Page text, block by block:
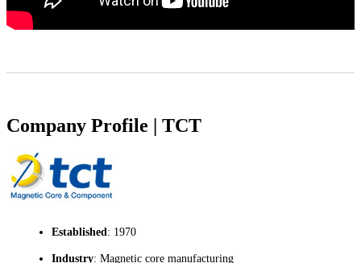
Company Profile | TCT
Established: 1970
Industry: Magnetic core manufacturing